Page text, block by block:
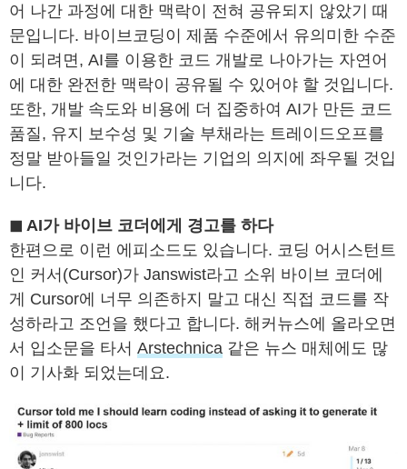
어 나간 과정에 대한 맥락이 전혀 공유되지 않았기 때
문입니다. 바이브코딩이 제품 수준에서 유의미한 수준
이 되려면, AI를 이용한 코드 개발로 나아가는 자연어
에 대한 완전한 맥락이 공유될 수 있어야 할 것입니다.
또한, 개발 속도와 비용에 더 집중하여 AI가 만든 코드
품질, 유지 보수성 및 기술 부채라는 트레이드오프를
정말 받아들일 것인가라는 기업의 의지에 좌우될 것입
니다.
◼ AI가 바이브 코더에게 경고를 하다
한편으로 이런 에피소드도 있습니다. 코딩 어시스턴트
인 커서(Cursor)가 Janswist라고 소위 바이브 코더에
게 Cursor에 너무 의존하지 말고 대신 직접 코드를 작
성하라고 조언을 했다고 합니다. 해커뉴스에 올라오면
서 입소문을 타서 Arstechnica 같은 뉴스 매체에도 많
이 기사화 되었는데요.